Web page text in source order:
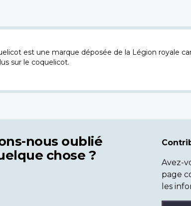
est une marque déposée de la Légion royale
sur le coquelicot.
nous oublié
chose ?
Avez-
page
les